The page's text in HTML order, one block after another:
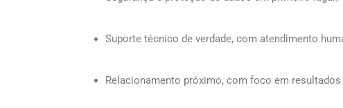
Suporte técnico de verdade, com atendimento
Relacionamento próximo, com foco em